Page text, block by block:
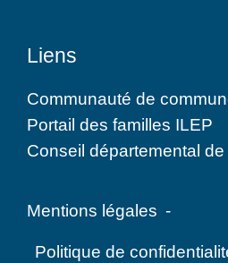
Liens
Communauté de
Portail des familles ILEP
Conseil départemental de
Mentions légales -
Politique de